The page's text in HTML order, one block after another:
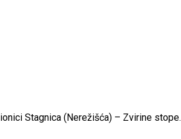
Stagnica (Nerežišća) – Zvirine stope.